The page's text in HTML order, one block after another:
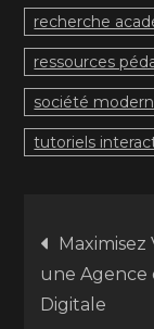
recherche
ressources
société
tutoriels
de
une Agence
Digitale